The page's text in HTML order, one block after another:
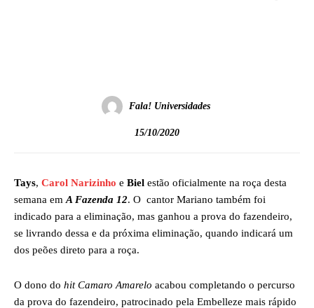
Fala! Universidades
15/10/2020
Tays, Carol Narizinho e Biel estão oficialmente na roça desta
semana em A Fazenda 12. O cantor Mariano também foi
indicado para a eliminação, mas ganhou a prova do fazendeiro,
se livrando dessa e da próxima eliminação, quando indicará um
dos peões direto para a roça.
O dono do hit Camaro Amarelo acabou completando o percurso
da prova do fazendeiro, patrocinado pela Embelleze mais rápido